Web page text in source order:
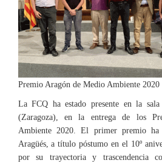
RECURSOS
NOTICIAS
CONTACTO
CARRITO
Premio Aragón de Medio Ambiente 2020
La FCQ ha estado presente en la
(Zaragoza), en la entrega de los
Ambiente 2020. El primer premio
Aragüés, a título póstumo en el 10º
por su trayectoria y trascendencia